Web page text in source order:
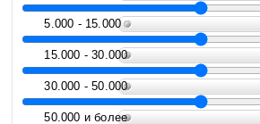
5.000 - 15.000
15.000 - 30.000
30.000 - 50.000
50.000 и более